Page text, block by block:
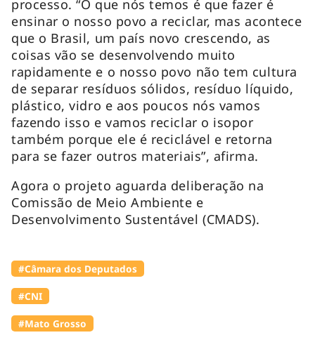
processo. “O que nós temos é que fazer é
ensinar o nosso povo a reciclar, mas acontece
que o Brasil, um país novo crescendo, as
coisas vão se desenvolvendo muito
rapidamente e o nosso povo não tem cultura
de separar resíduos sólidos, resíduo líquido,
plástico, vidro e aos poucos nós vamos
fazendo isso e vamos reciclar o isopor
também porque ele é reciclável e retorna
para se fazer outros materiais”, afirma.
Agora o projeto aguarda deliberação na
Comissão de Meio Ambiente e
Desenvolvimento Sustentável (CMADS).
#Câmara dos Deputados
#CNI
#Mato Grosso